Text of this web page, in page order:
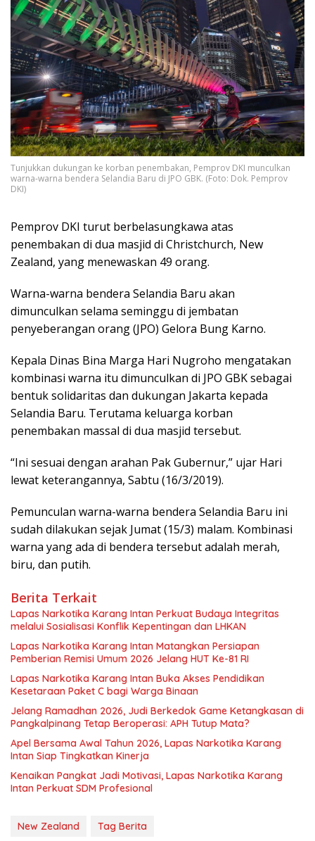
Tunjukkan dukungan ke korban penembakan, Pemprov DKI munculkan
warna-warna bendera Selandia Baru di JPO GBK. (Foto: Dok. Pemprov
DKI)
Pemprov DKI turut berbelasungkawa atas
penembakan di dua masjid di Christchurch, New
Zealand, yang menewaskan 49 orang.
Warna-warna bendera Selandia Baru akan
dimunculkan selama seminggu di jembatan
penyeberangan orang (JPO) Gelora Bung Karno.
Kepala Dinas Bina Marga Hari Nugroho mengatakan
kombinasi warna itu dimunculkan di JPO GBK sebagai
bentuk solidaritas dan dukungan Jakarta kepada
Selandia Baru. Terutama keluarga korban
penembakan massal di dua masjid tersebut.
“Ini sesuai dengan arahan Pak Gubernur,” ujar Hari
lewat keterangannya, Sabtu (16/3/2019).
Pemunculan warna-warna bendera Selandia Baru ini
sudah dilakukan sejak Jumat (15/3) malam. Kombinasi
warna yang ada di bendera tersebut adalah merah,
biru, dan putih.
Berita Terkait
Lapas Narkotika Karang Intan Perkuat Budaya Integritas
melalui Sosialisasi Konflik Kepentingan dan LHKAN
Lapas Narkotika Karang Intan Matangkan Persiapan
Pemberian Remisi Umum 2026 Jelang HUT Ke-81 RI
Lapas Narkotika Karang Intan Buka Akses Pendidikan
Kesetaraan Paket C bagi Warga Binaan
Jelang Ramadhan 2026, Judi Berkedok Game Ketangkasan di
Pangkalpinang Tetap Beroperasi: APH Tutup Mata?
Apel Bersama Awal Tahun 2026, Lapas Narkotika Karang
Intan Siap Tingkatkan Kinerja
Kenaikan Pangkat Jadi Motivasi, Lapas Narkotika Karang
Intan Perkuat SDM Profesional
New Zealand Tag Berita